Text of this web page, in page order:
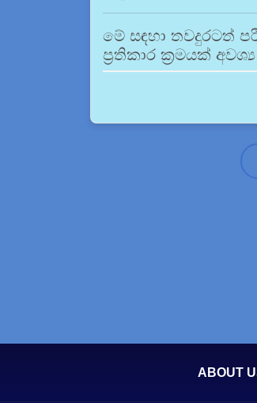
මේ සඳහා තවදුරටත්
ප්‍රතිකාර ක්‍රමයක්
ABOUT